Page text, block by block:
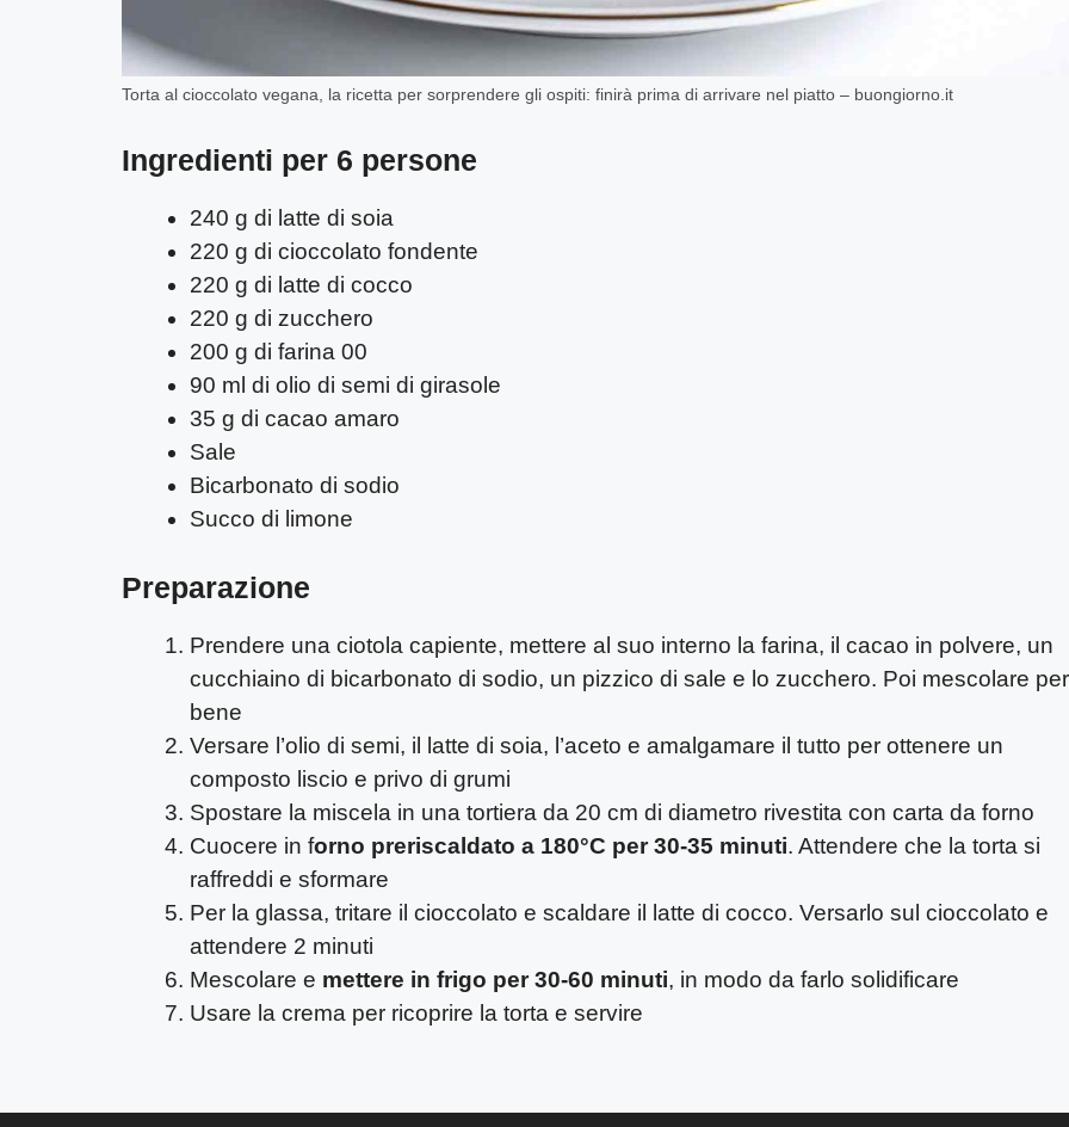
Torta al cioccolato vegana, la ricetta per sorprendere gli ospiti: finirà prima di arrivare nel piatto – buongiorno.it
Ingredienti per 6 persone
240 g di latte di soia
220 g di cioccolato fondente
220 g di latte di cocco
220 g di zucchero
200 g di farina 00
90 ml di olio di semi di girasole
35 g di cacao amaro
Sale
Bicarbonato di sodio
Succo di limone
Preparazione
Prendere una ciotola capiente, mettere al suo interno la farina, il cacao in polvere, un
cucchiaino di bicarbonato di sodio, un pizzico di sale e lo zucchero. Poi mescolare per
bene
Versare l’olio di semi, il latte di soia, l’aceto e amalgamare il tutto per ottenere un
composto liscio e privo di grumi
Spostare la miscela in una tortiera da 20 cm di diametro rivestita con carta da forno
Cuocere in forno preriscaldato a 180°C per 30-35 minuti. Attendere che la torta si
raffreddi e sformare
Per la glassa, tritare il cioccolato e scaldare il latte di cocco. Versarlo sul cioccolato e
attendere 2 minuti
Mescolare e mettere in frigo per 30-60 minuti, in modo da farlo solidificare
Usare la crema per ricoprire la torta e servire